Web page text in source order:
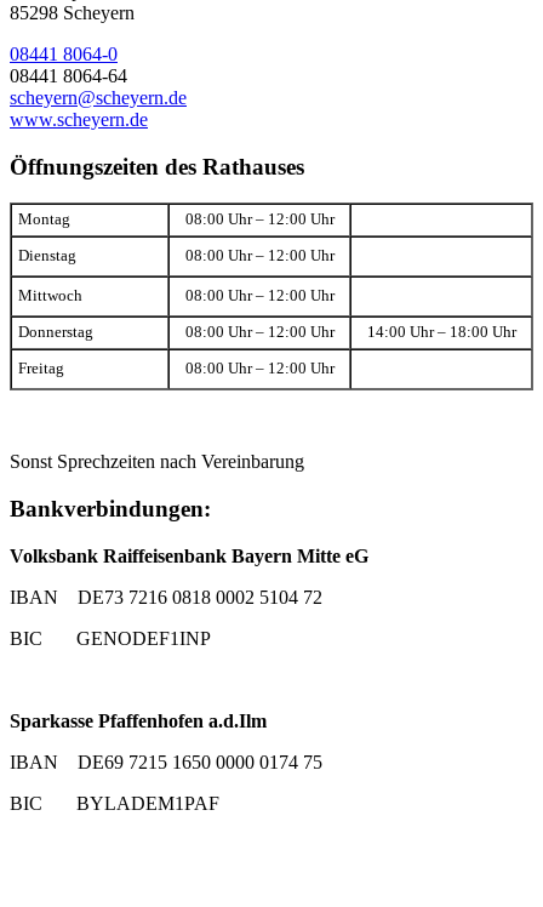
85298 Scheyern
08441 8064-0
08441 8064-64
scheyern@scheyern.de
www.scheyern.de
Öffnungszeiten des Rathauses
Montag 08:00 Uhr – 12:00 Uhr
Dienstag 08:00 Uhr – 12:00 Uhr
Mittwoch 08:00 Uhr – 12:00 Uhr
Donnerstag 08:00 Uhr – 12:00 Uhr 14:00 Uhr – 18:00 Uhr
Freitag 08:00 Uhr – 12:00 Uhr
Sonst Sprechzeiten nach Vereinbarung
Bankverbindungen:
Volksbank Raiffeisenbank Bayern Mitte eG
IBAN DE73 7216 0818 0002 5104 72
BIC GENODEF1INP
Sparkasse Pfaffenhofen a.d.Ilm
IBAN DE69 7215 1650 0000 0174 75
BIC BYLADEM1PAF